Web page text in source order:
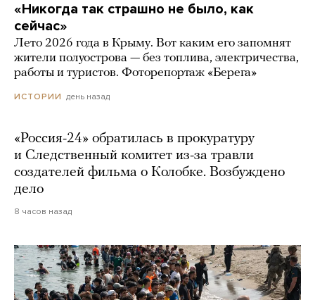
«Никогда так страшно не было, как
сейчас»
Лето 2026 года в Крыму. Вот каким его запомнят
жители полуострова — без топлива, электричества,
работы и туристов. Фоторепортаж «Берега»
ИСТОРИИ день назад
«Россия-24» обратилась в прокуратуру
и Следственный комитет из-за травли
создателей фильма о Колобке. Возбуждено
дело
8 часов назад